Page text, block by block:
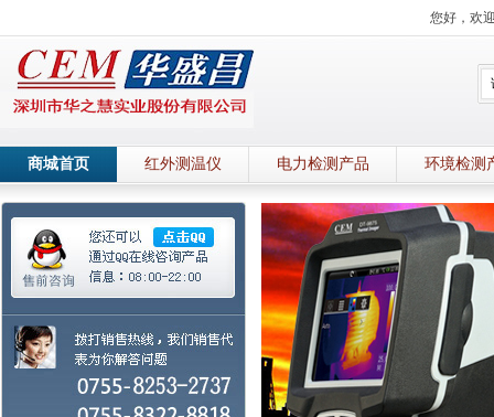
您好，欢
商城首页 红外测温仪 电力检测产品 环境检测